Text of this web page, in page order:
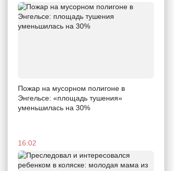
Пожар на мусорном полигоне в
Энгельсе: «площадь тушения»
уменьшилась на 30%
16:02